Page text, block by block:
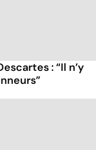
: “Il n’y